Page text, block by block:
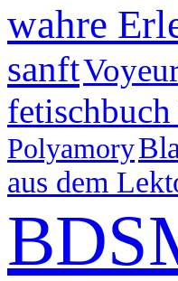
wahre
sanft
Polyamory
aus dem